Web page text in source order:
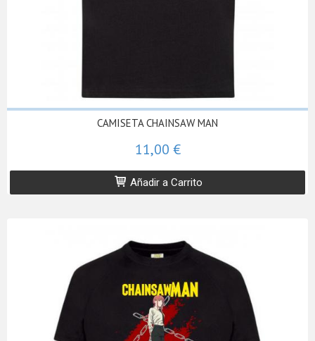
CAMISETA CHAINSAW MAN
11,00 €
Añadir a Carrito